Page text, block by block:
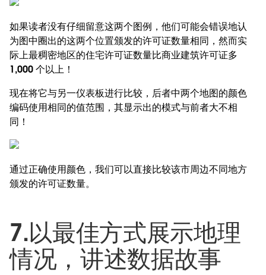
如果读者没有仔细留意这两个图例，他们可能会错误地认
为图中圈出的这两个位置颁发的许可证数量相同，然而实
际上最稠密地区的住宅许可证数量比商业建筑许可证多
1,000 个以上！
现在将它与另一仪表板进行比较，后者中两个地图的颜色
编码使用相同的值范围，其显示出的模式与前者大不相
同！
通过正确使用颜色，我们可以直接比较该市周边不同地方
颁发的许可证数量。
7.以最佳方式展示地理
情况，讲述数据故事